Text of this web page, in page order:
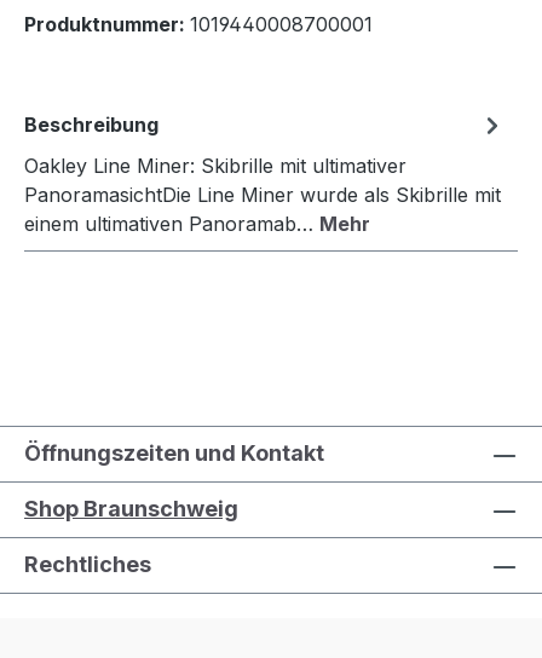
Produktnummer: 1019440008700001
Beschreibung
Oakley Line Miner: Skibrille mit ultimativer
PanoramasichtDie Line Miner wurde als Skibrille mit
einem ultimativen Panoramab… Mehr
Öffnungszeiten und Kontakt
Shop Braunschweig
Rechtliches